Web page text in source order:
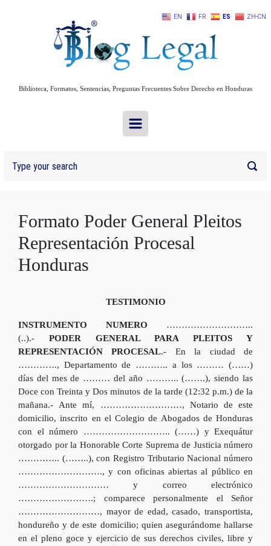
Biblioteca, Formatos, Sentencias, Preguntas Frecuentes Sobre Derecho en Honduras
Formato Poder General Pleitos
Representación Procesal
Honduras
TESTIMONIO
INSTRUMENTO NUMERO ………………………..
(..).- PODER GENERAL PARA PLEITOS Y
REPRESENTACIÓN PROCESAL.- En la ciudad de
…………., Departamento de ……….. a los ……… (……)
días del mes de ……… del año ……….. (…….), siendo las
Doce con Treinta y Dos minutos de la tarde (12:32 p.m.) de la
mañana.- Ante mí, ………………………, Notario de este
domicilio, inscrito en el Colegio de Abogados de Honduras
con el número ……………………….. (……) y Exequátur
otorgado por la Honorable Corte Suprema de Justicia número
………….. (……..), con Registro Tributario Nacional número
………………………., y con oficinas abiertas al público en
………………………… y correo electrónico
…………………….; comparece personalmente el Señor
………………………, mayor de edad, casado, transportista,
hondureño y de este domicilio; quien asegurándome hallarse
en el pleno goce y ejercicio de sus derechos civiles, libre y
EN FR ES ZH-CN